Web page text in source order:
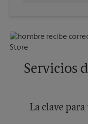
Viernes
6:00
Sábado
Lunes
6:00
Servicios
La clave